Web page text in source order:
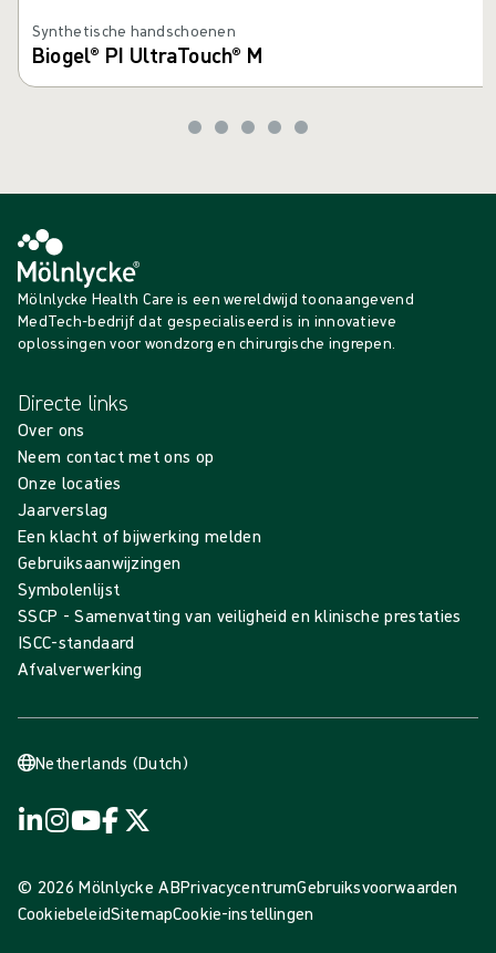
Synthetische handschoenen
Biogel® PI UltraTouch® M
Mölnlycke Health Care is een wereldwijd toonaangevend
MedTech-bedrijf dat gespecialiseerd is in innovatieve
oplossingen voor wondzorg en chirurgische ingrepen.
Directe links
Over ons
Neem contact met ons op
Onze locaties
Jaarverslag
Een klacht of bijwerking melden
Gebruiksaanwijzingen
Symbolenlijst
SSCP - Samenvatting van veiligheid en klinische prestaties
ISCC-standaard
Afvalverwerking
Netherlands (Dutch)
© 2026 Mölnlycke ABPrivacycentrumGebruiksvoorwaarden
CookiebeleidSitemapCookie-instellingen